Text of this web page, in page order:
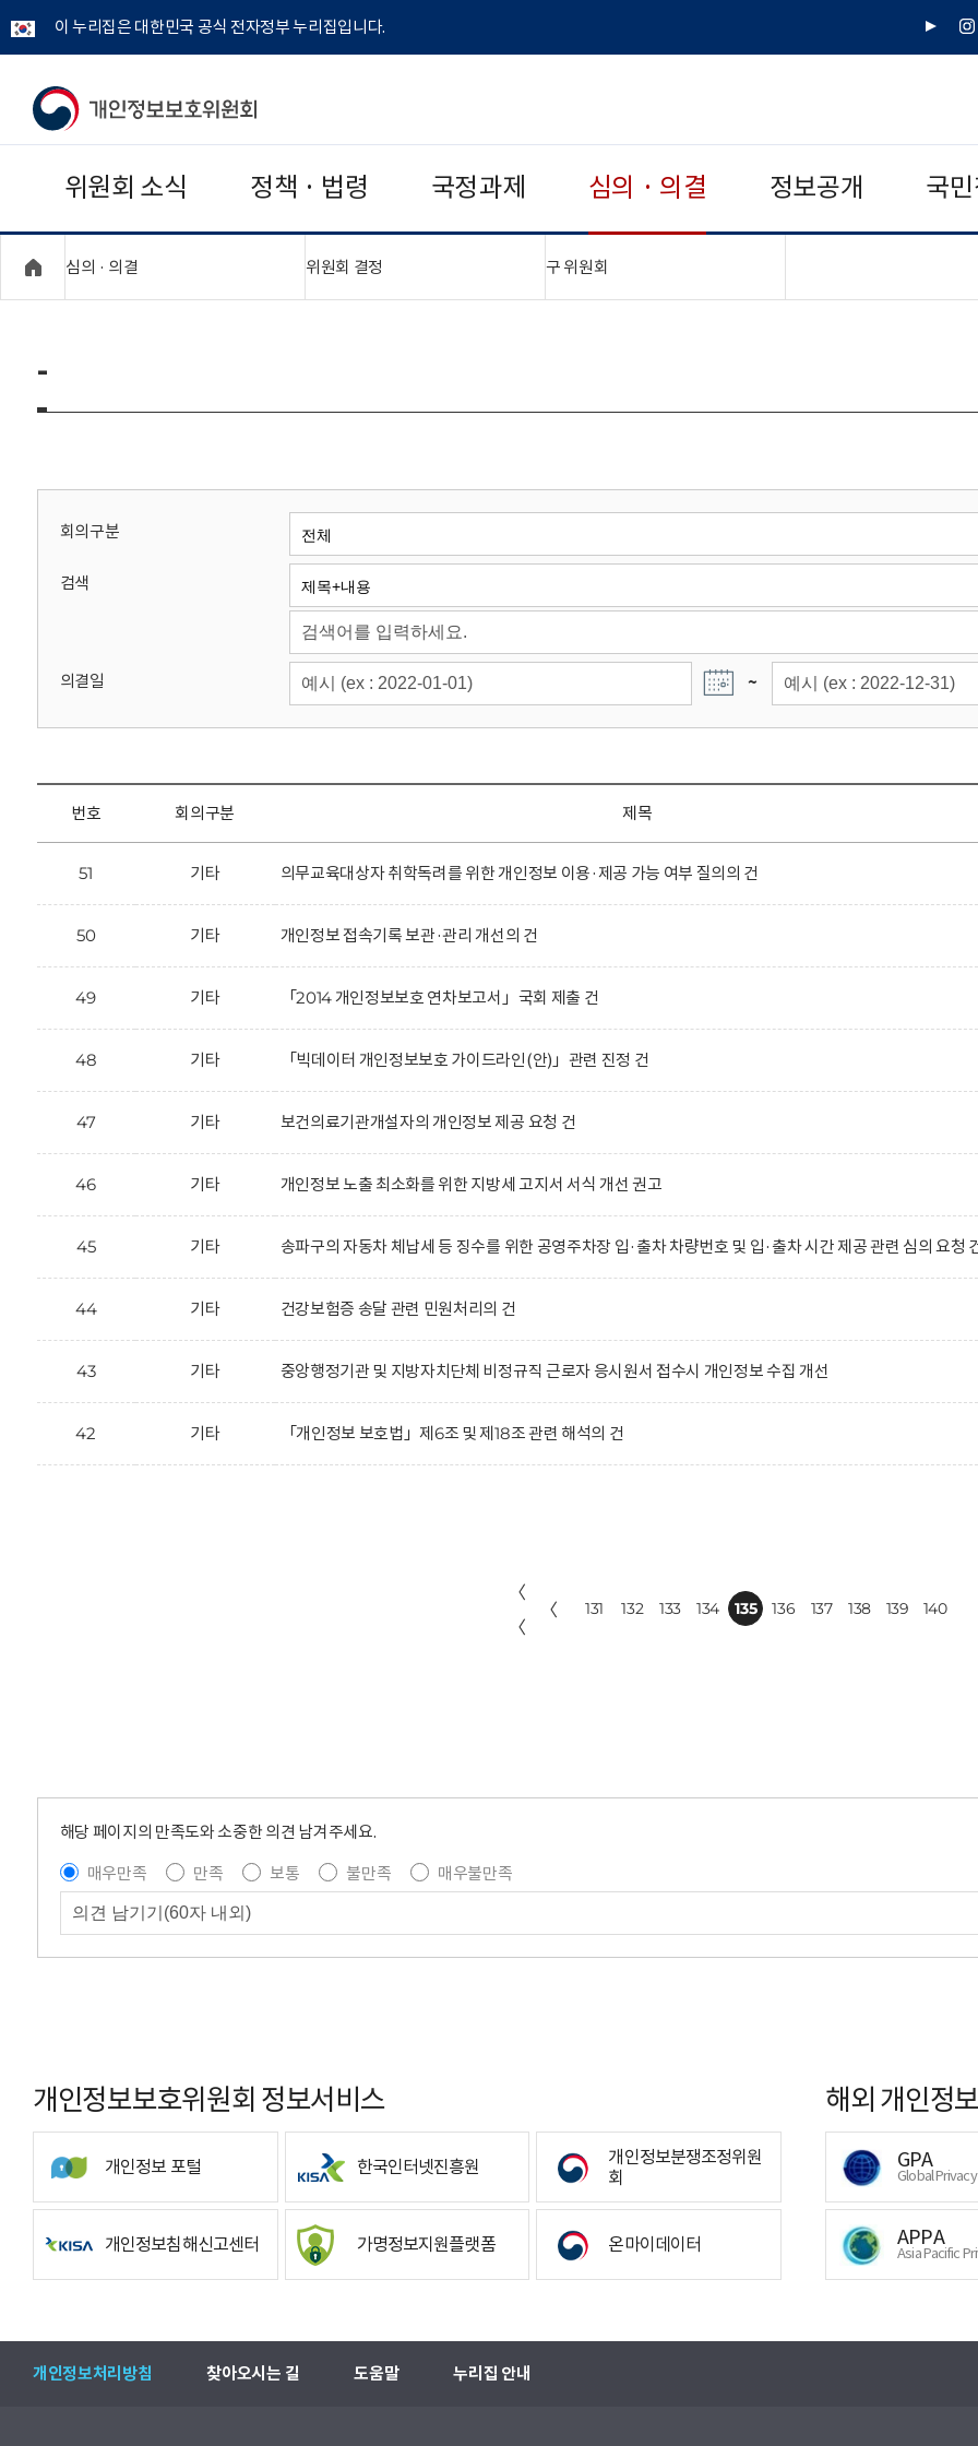
이 누리집은 대한민국 공식 전자정부 누리집입니다.
유
인
개
보
보
위
회
위원회 소식 정책 · 법령 국정과제 심의 · 의결 정보공개 국
심의 · 의결 위원회 결정 구 위원회
-
회의구분
검색
의결일 ~
번호 회의구분 제목
51 기타 의무교육대상자 취학독려를 위한 개인정보 이용·제공 가능 여부 질의의 건
50 기타 개인정보 접속기록 보관·관리 개선의 건
49 기타 「2014 개인정보보호 연차보고서」국회 제출 건
48 기타 「빅데이터 개인정보보호 가이드라인(안)」관련 진정 건
47 기타 보건의료기관개설자의 개인정보 제공 요청 건
46 기타 개인정보 노출 최소화를 위한 지방세 고지서 서식 개선 권고
45 기타 송파구의 자동차 체납세 등 징수를 위한 공영주차장 입·출차 차량번호 및 입·출차 시간 제공 관련 심의 요청
44 기타 건강보험증 송달 관련 민원처리의 건
43 기타 중앙행정기관 및 지방자치단체 비정규직 근로자 응시원서 접수시 개인정보 수집 개선
42 기타 「개인정보 보호법」제6조 및 제18조 관련 해석의 건
〈
〈
〈 131 132 133 134 135 136 137 138 139 140
해당 페이지의 만족도와 소중한 의견 남겨주세요.
매우만족
만족 보통 불만족 매우불만족
개인정보보호위원회 정보서비스
개인정보 포털 한국인터넷진흥원
개인정보분쟁조정위원
회
개인정보침해신고센터 가명정보지원플랫폼 온마이데이터
해외 개인정
GPA
Global
APPA
Asia Pacific
개인정보처리방침 찾아오시는 길 도움말 누리집 안내